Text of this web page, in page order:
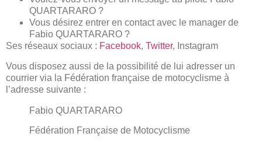
QUARTARARO ?
Vous désirez entrer en contact avec le manager de
Fabio QUARTARARO ?
Ses réseaux sociaux : Facebook, Twitter, Instagram
Vous disposez aussi de la possibilité de lui adresser un
courrier via la Fédération française de motocyclisme à
l’adresse suivante :
Fabio QUARTARARO
Fédération Française de Motocyclisme